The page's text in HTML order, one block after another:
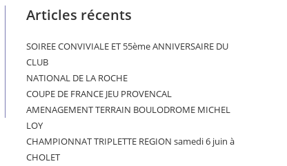
Articles récents
SOIREE CONVIVIALE ET 55ème ANNIVERSAIRE DU
CLUB
NATIONAL DE LA ROCHE
COUPE DE FRANCE JEU PROVENCAL
AMENAGEMENT TERRAIN BOULODROME MICHEL
LOY
CHAMPIONNAT TRIPLETTE REGION samedi 6 juin à
CHOLET